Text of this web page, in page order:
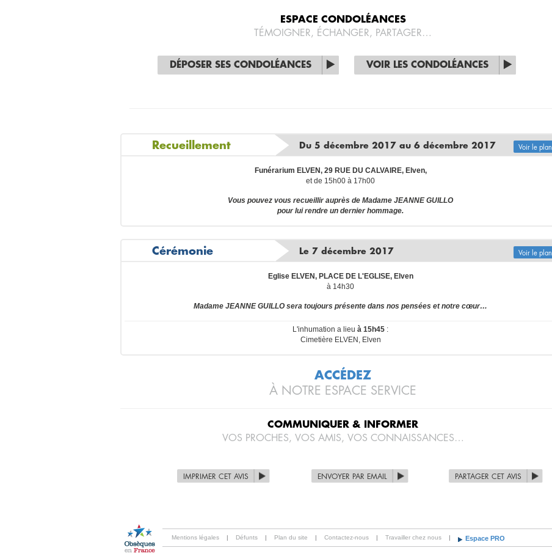
ESPACE CONDOLÉANCES
TÉMOIGNER, ÉCHANGER, PARTAGER…
DÉPOSER SES CONDOLÉANCES VOIR LES CONDOLÉANCES
Recueillement Du 5 décembre 2017 au 6 décembre 2017 Voir le plan
Funérarium ELVEN, 29 RUE DU CALVAIRE, Elven,
et de 15h00 à 17h00
Vous pouvez vous recueillir auprès de Madame JEANNE GUILLO
pour lui rendre un dernier hommage.
Cérémonie Le 7 décembre 2017 Voir le plan
Eglise ELVEN, PLACE DE L'EGLISE, Elven
à 14h30
Madame JEANNE GUILLO sera toujours présente dans nos pensées et notre cœur…
L'inhumation a lieuà 15h45 :
Cimetière ELVEN, Elven
ACCÉDEZ
À NOTRE ESPACE SERVICE
COMMUNIQUER & INFORMER
VOS PROCHES, VOS AMIS, VOS CONNAISSANCES…
IMPRIMER CET AVIS ENVOYER PAR EMAIL PARTAGER CET AVIS
Mentions légales | Défunts | Plan du site | Contactez-nous | Travailler chez nous | Espace PRO